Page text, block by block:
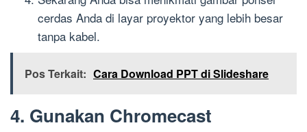
cerdas Anda di layar proyektor yang lebih besar
tanpa kabel.
Pos Terkait: Cara Download PPT di Slideshare
4. Gunakan Chromecast